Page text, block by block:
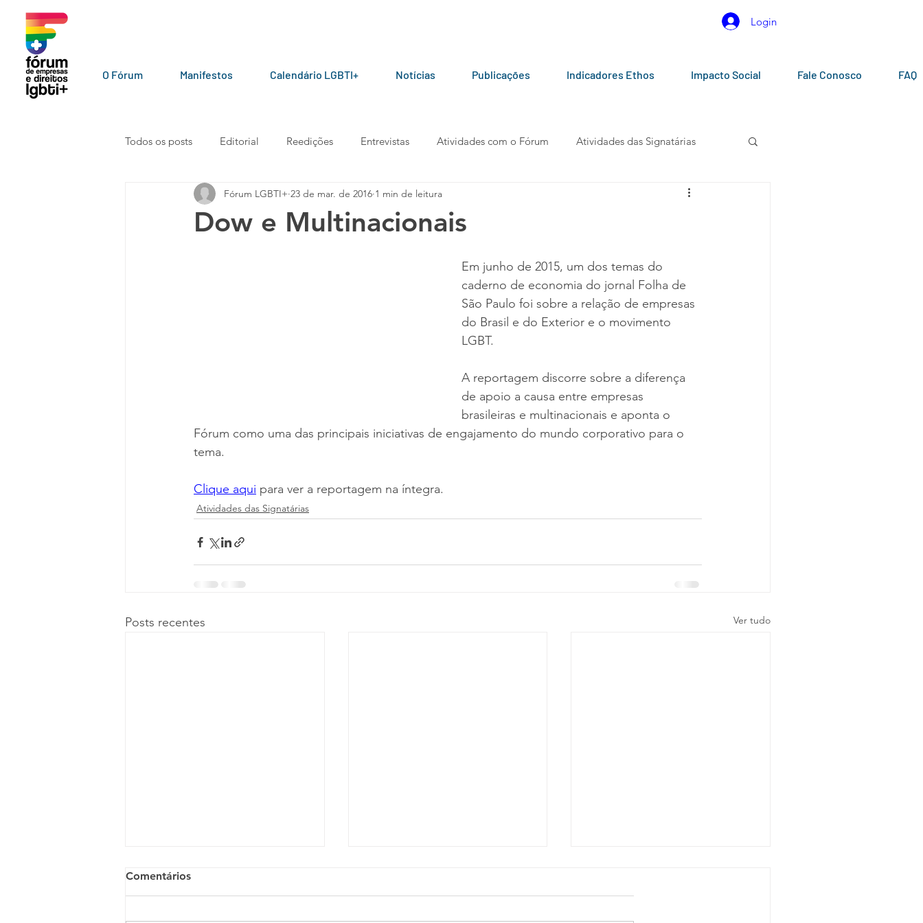
Login
O Fórum Manifestos Calendário LGBTI+ Notícias Publicações Indicadores Ethos Impacto Social Fale Conosco FAQ
Todos os posts Editorial Reedições Entrevistas Atividades com o Fórum Atividades das Signatárias
LGBT+ pelo mundo Por parceiros do Fórum Manuais e Cartilhas Calendários
Dow e Multinacionais
Fórum LGBTI+ 23 de mar. de 2016 1 min de leitura
Em junho de 2015, um dos temas do
caderno de economia do jornal Folha de
São Paulo foi sobre a relação de empresas
do Brasil e do Exterior e o movimento
LGBT.
A reportagem discorre sobre a diferença
de apoio a causa entre empresas
brasileiras e multinacionais e aponta o
Fórum como uma das principais iniciativas de engajamento do mundo corporativo para o
tema.
Clique aqui para ver a reportagem na íntegra.
Atividades das Signatárias
Posts recentes Ver tudo
Comentários